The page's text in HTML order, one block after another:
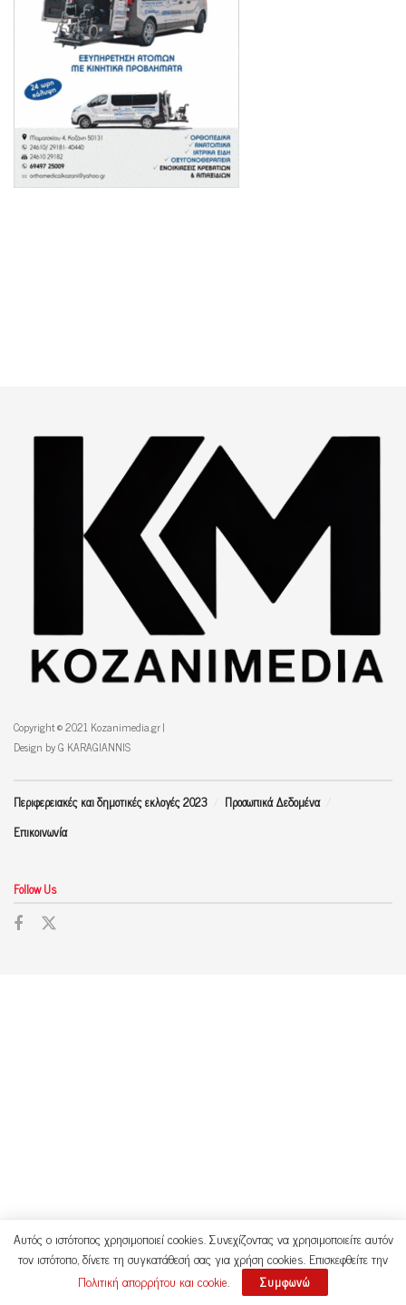
Copyright © 2021 Kozanimedia.gr |
Design by G KARAGIANNIS
Περιφερειακές και δημοτικές εκλογές 2023
Προσωπικά Δεδομένα
Επικοινωνία
Follow Us
Αυτός ο ιστότοπος χρησιμοποιεί cookies. Συνεχίζοντας να χρησιμοποιείτε αυτόν
τον ιστότοπο, δίνετε τη συγκατάθεσή σας για χρήση cookies. Επισκεφθείτε την
Πολιτική απορρήτου και cookie. Συμφωνώ